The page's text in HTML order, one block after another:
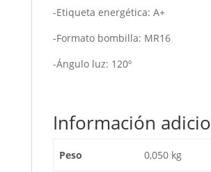
-Etiqueta energética: A+
-Formato bombilla: MR16
-Ángulo luz: 120º
Información
Peso 0,050 kg